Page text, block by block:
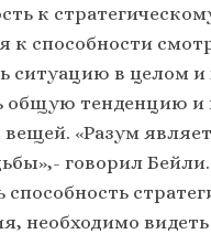
к
к способности
ситуацию в целом
общую тенденцию и
вещей. «Разум
говорил
необходимо